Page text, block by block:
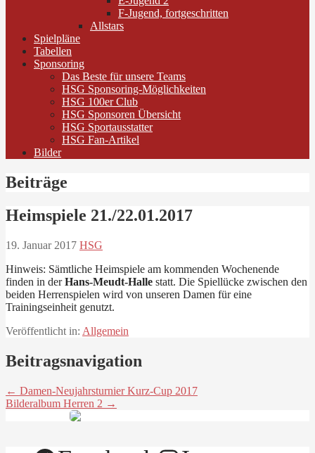
F-Jugend, fortgeschritten
Allstars
Spielpläne
Tabellen
Sponsoring
Das Beste für unsere Teams
HSG Sponsoring-Möglichkeiten
HSG 100er Club
HSG Sponsoren Übersicht
HSG Sportausstatter
HSG Fan-Artikel
Bilder
Beiträge
Heimspiele 21./22.01.2017
19. Januar 2017 HSG
Hinweis: Sämtliche Heimspiele am kommenden Wochenende
finden in derHans-Meudt-Halle statt. Die Spiellücke zwischen den
beiden Herrenspielen wird von unseren Damen für eine
Trainingseinheit genutzt.
Veröffentlicht in: Allgemein
Beitragsnavigation
← Damen-Neujahrsturnier Kurz-Cup 2017
Bilderalbum Herren 2 →